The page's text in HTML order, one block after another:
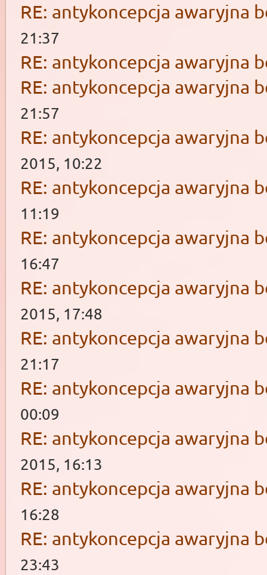
RE: antykoncepcja awaryjna
21:37
RE: antykoncepcja awaryjna
RE: antykoncepcja awaryjna
21:57
RE: antykoncepcja awaryjna
2015, 10:22
RE: antykoncepcja awaryjna
11:19
RE: antykoncepcja awaryjna
16:47
RE: antykoncepcja awaryjna
2015, 17:48
RE: antykoncepcja awaryjna
21:17
RE: antykoncepcja awaryjna
00:09
RE: antykoncepcja awaryjna
2015, 16:13
RE: antykoncepcja awaryjna
16:28
RE: antykoncepcja awaryjna
23:43